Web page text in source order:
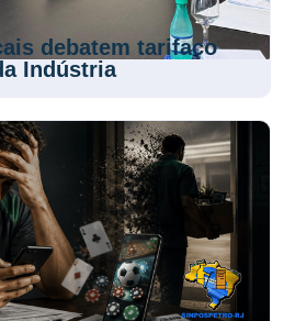
debatem tarifaço
Indústria